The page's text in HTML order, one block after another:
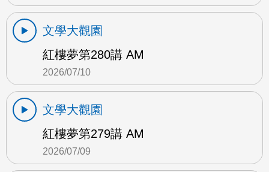
文學大觀園
紅樓夢第280講 AM
2026/07/10
文學大觀園
紅樓夢第279講 AM
2026/07/09